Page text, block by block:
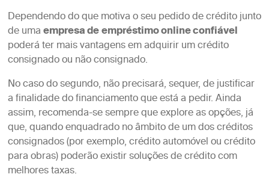
Dependendo do que motiva o seu pedido de crédito junto
de umaempresa deempréstimo online confiável
poderá ter mais vantagens em adquirir um crédito
consignado ou não consignado.
No caso do segundo, não precisará, sequer, de justificar
a finalidade do financiamento que está a pedir. Ainda
assim, recomenda-se sempre que explore as opções, já
que, quando enquadrado no âmbito de um dos créditos
consignados (por exemplo, crédito automóvel ou crédito
para obras) poderão existir soluções de crédito com
melhores taxas.